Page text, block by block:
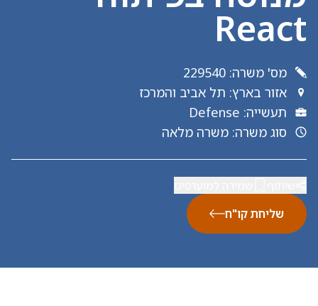
React
מס' משרה:
229540
אזור בארץ: תל אביב והמרכז
תעשייה:
Defense
סוג משרה: משרה מלאה
שליחת קו"ח